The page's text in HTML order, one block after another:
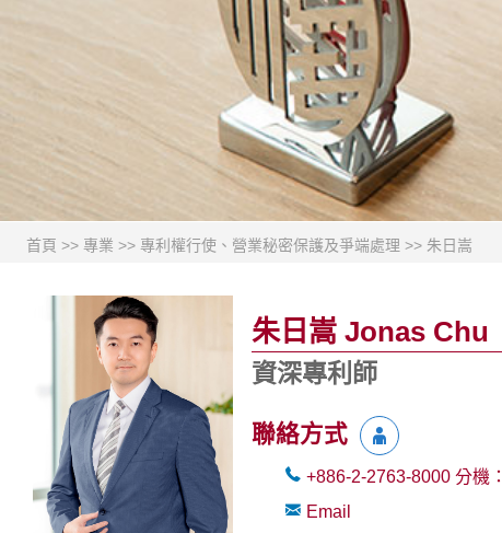
首頁 >> 專業 >> 專利權行使、營業秘密保護及爭端處理 >> 朱日嵩
朱日嵩 Jonas Chu
資深專利師
聯絡方式
+886-2-2763-8000 分機：
Email